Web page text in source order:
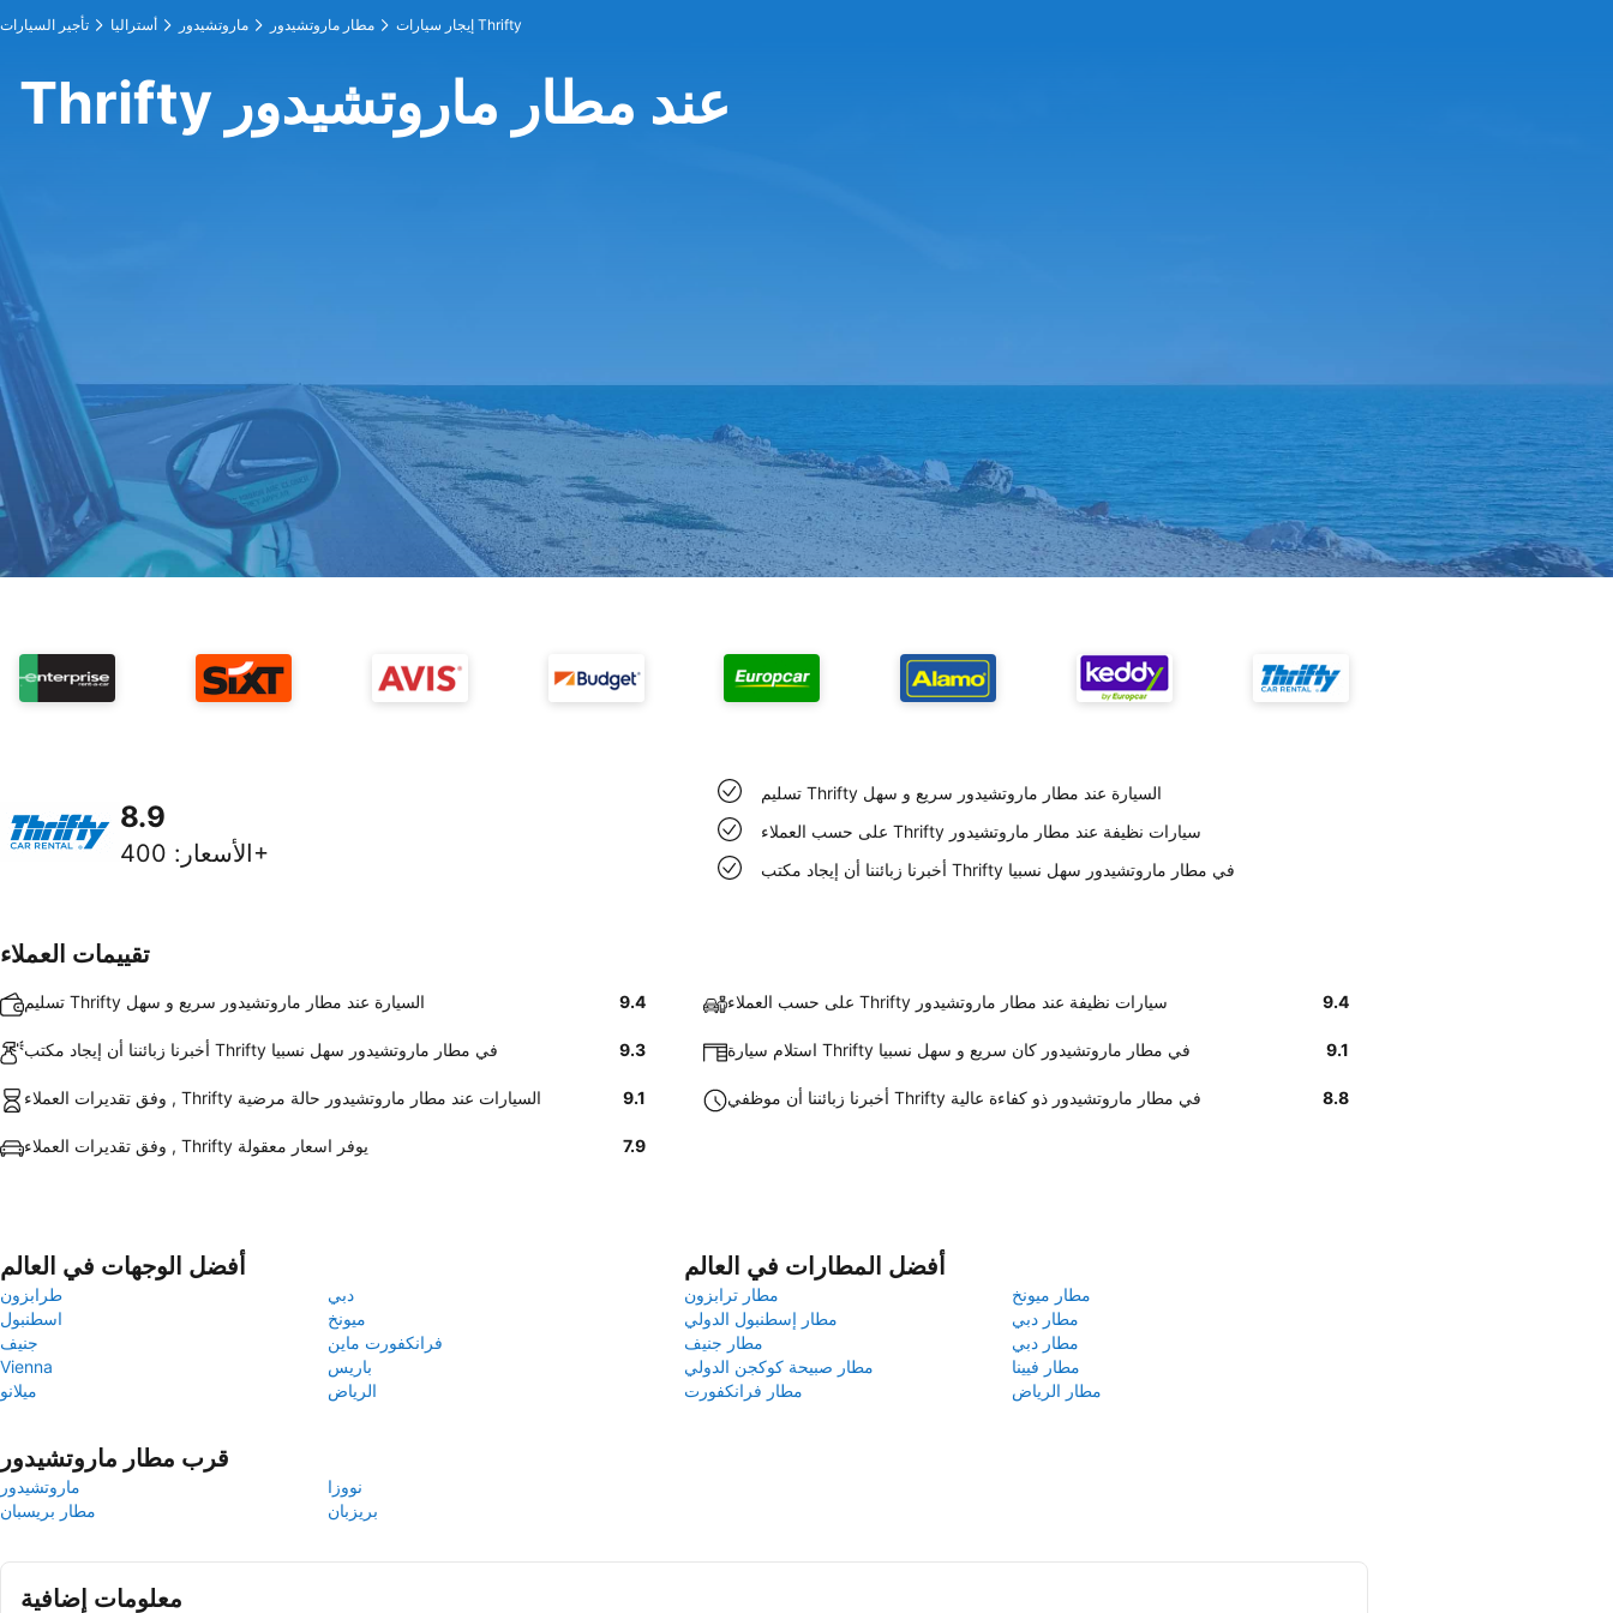
تأجير السيارات أستراليا ماروتشيدور مطار ماروتشيدور إيجار سيارات Thrifty
Thrifty عند مطار ماروتشيدور
8.9
الأسعار : 400+
تسليم Thrifty السيارة عند مطار ماروتشيدور سريع و سهل
على حسب العملاء Thrifty سيارات نظيفة عند مطار ماروتشيدور
أخبرنا زبائننا أن إيجاد مكتب Thrifty في مطار ماروتشيدور سهل نسبيا
تقييمات العملاء
تسليم Thrifty السيارة عند مطار ماروتشيدور سريع و سهل 9.4 على حسب العملاء Thrifty سيارات نظيفة عند مطار ماروتشيدور 9.4
أخبرنا زبائننا أن إيجاد مكتب Thrifty في مطار ماروتشيدور سهل نسبيا 9.3 استلام سيارة Thrifty في مطار ماروتشيدور كان سريع و سهل نسبيا 9.1
وفق تقديرات العملاء , Thrifty السيارات عند مطار ماروتشيدور حالة مرضية 9.1 أخبرنا زبائننا أن موظفي Thrifty في مطار ماروتشيدور ذو كفاءة عالية 8.8
وفق تقديرات العملاء , Thrifty يوفر اسعار معقولة 7.9
أفضل الوجهات في العالم
طرابزون
دبي
اسطنبول
ميونخ
جنيف
فرانكفورت ماين
Vienna
باريس
ميلانو
الرياض
أفضل المطارات في العالم
مطار ترابزون
مطار ميونخ
مطار إسطنبول الدولي
مطار دبي
مطار جنيف
مطار دبي
مطار صبيحة كوكجن الدولي
مطار فيينا
مطار فرانكفورت
مطار الرياض
قرب مطار ماروتشيدور
ماروتشيدور
نووزا
مطار بريسبان
بريزبان
معلومات إضافية